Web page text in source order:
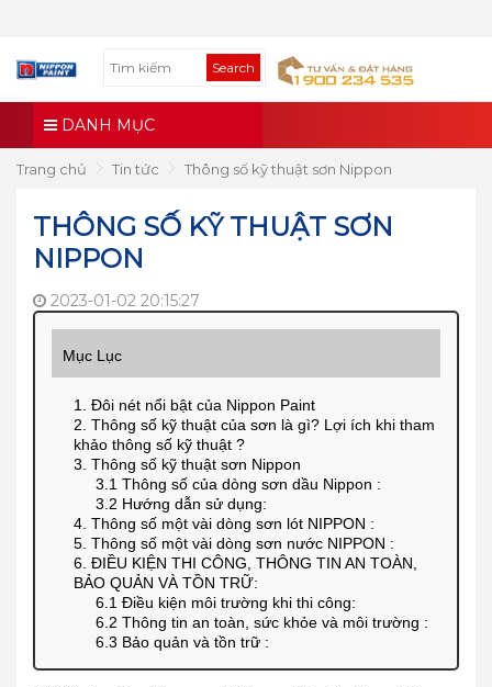
Search
DANH MỤC
Trang chủ Tin tức Thông số kỹ thuật sơn Nippon
THÔNG SỐ KỸ THUẬT SƠN
NIPPON
2023-01-02 20:15:27
Mục Lục
1. Đôi nét nổi bật của Nippon Paint
2. Thông số kỹ thuật của sơn là gì? Lợi ích khi tham
khảo thông số kỹ thuật ?
3. Thông số kỹ thuật sơn Nippon
3.1 Thông số của dòng sơn dầu Nippon :
3.2 Hướng dẫn sử dụng:
4. Thông số một vài dòng sơn lót NIPPON :
5. Thông số một vài dòng sơn nước NIPPON :
6. ĐIỀU KIỆN THI CÔNG, THÔNG TIN AN TOÀN,
BẢO QUẢN VÀ TỒN TRỮ:
6.1 Điều kiện môi trường khi thi công:
6.2 Thông tin an toàn, sức khỏe và môi trường :
6.3 Bảo quản và tồn trữ :